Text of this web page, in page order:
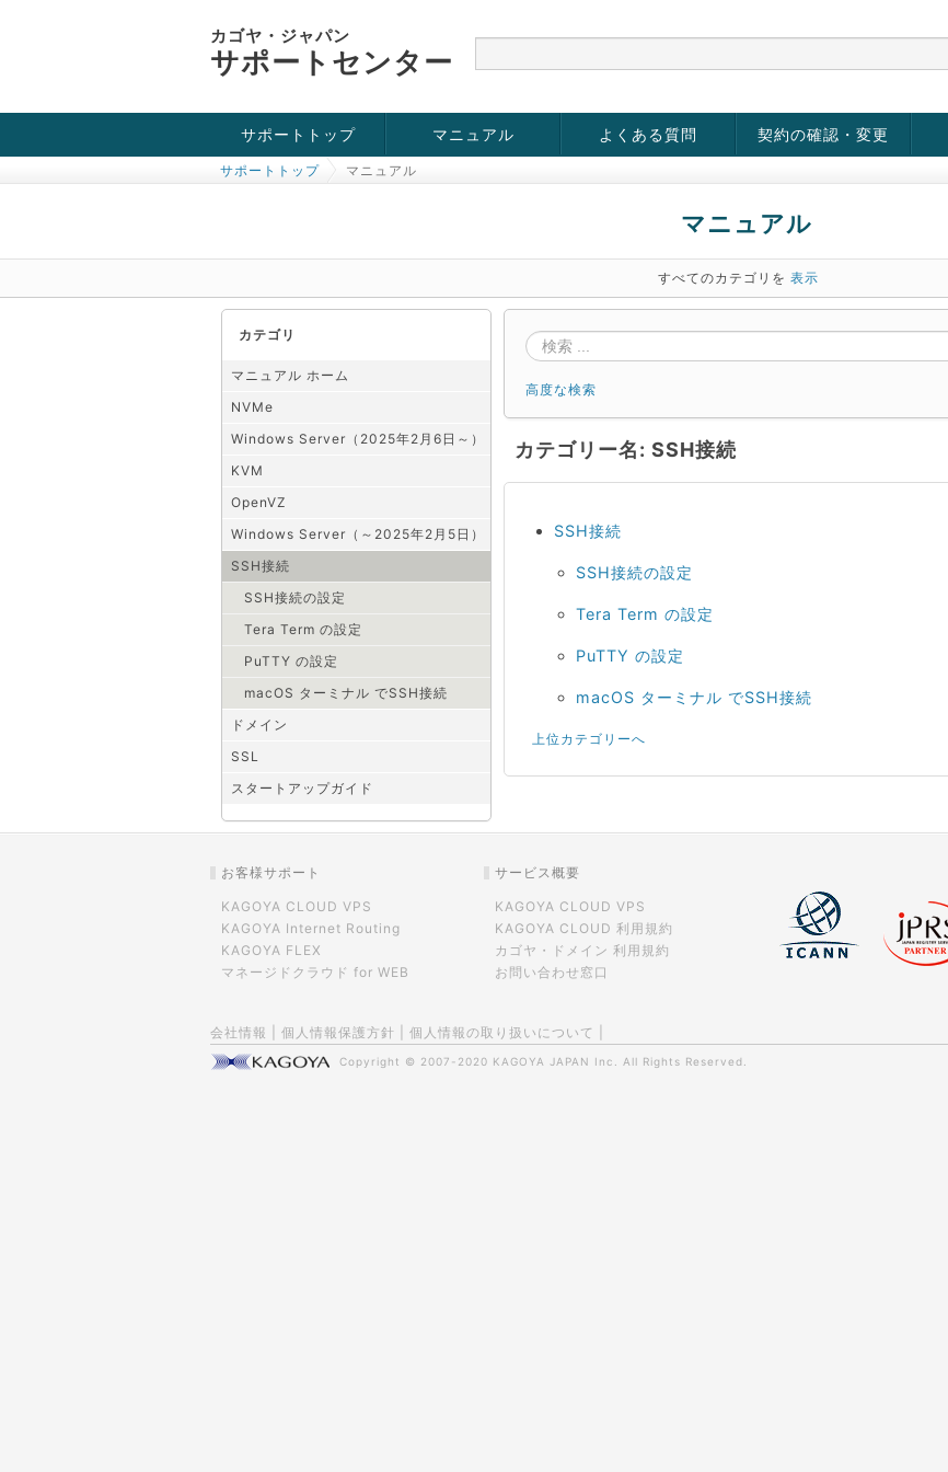
カゴヤ・ジャパン
サポートセンター
サポートトップ
お役立ち情報
チュートリアル
障害・メンテナンス情報
マニュアル
KVM
OpenVZ
Windows Server
SSH接続
ドメイン
SSL
よくある質問 契約の確認・変更
サポートトップ マニュアル
マニュアル
すべてのカテゴリを 表示
カテゴリ
マニュアル ホーム
NVMe
Windows Server（2025年2月6日～）
KVM
OpenVZ
Windows Server（～2025年2月5日）
SSH接続
SSH接続の設定
Tera Term の設定
PuTTY の設定
macOS ターミナル でSSH接続
ドメイン
SSL
スタートアップガイド
高度な検索
カテゴリー名: SSH接続
SSH接続
SSH接続の設定
Tera Term の設定
PuTTY の設定
macOS ターミナル でSSH接続
上位カテゴリーへ
お客様サポート
KAGOYA CLOUD VPS
KAGOYA Internet Routing
KAGOYA FLEX
マネージドクラウド for WEB
サービス概要
KAGOYA CLOUD VPS
KAGOYA CLOUD 利用規約
カゴヤ・ドメイン 利用規約
お問い合わせ窓口
会社情報 個人情報保護方針 個人情報の取り扱いについて
Copyright © 2007-2020 KAGOYA JAPAN Inc. All Rights Reserved.